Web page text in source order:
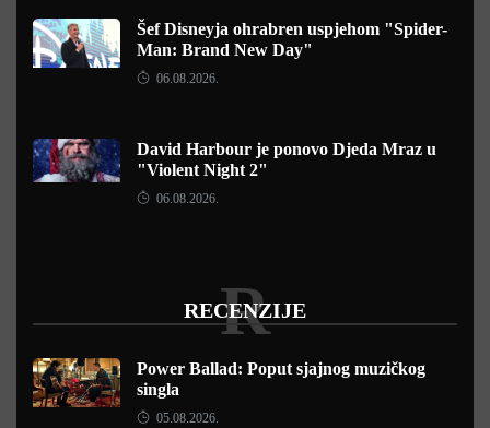
Šef Disneyja ohrabren uspjehom "Spider-
Man: Brand New Day"
06.08.2026.
David Harbour je ponovo Djeda Mraz u
"Violent Night 2"
06.08.2026.
RECENZIJE
R
Power Ballad: Poput sjajnog muzičkog
singla
05.08.2026.